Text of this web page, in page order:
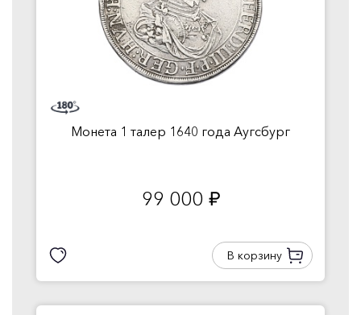
Монета 1 талер 1640 года Аугсбург
99 000 руб.
В корзину